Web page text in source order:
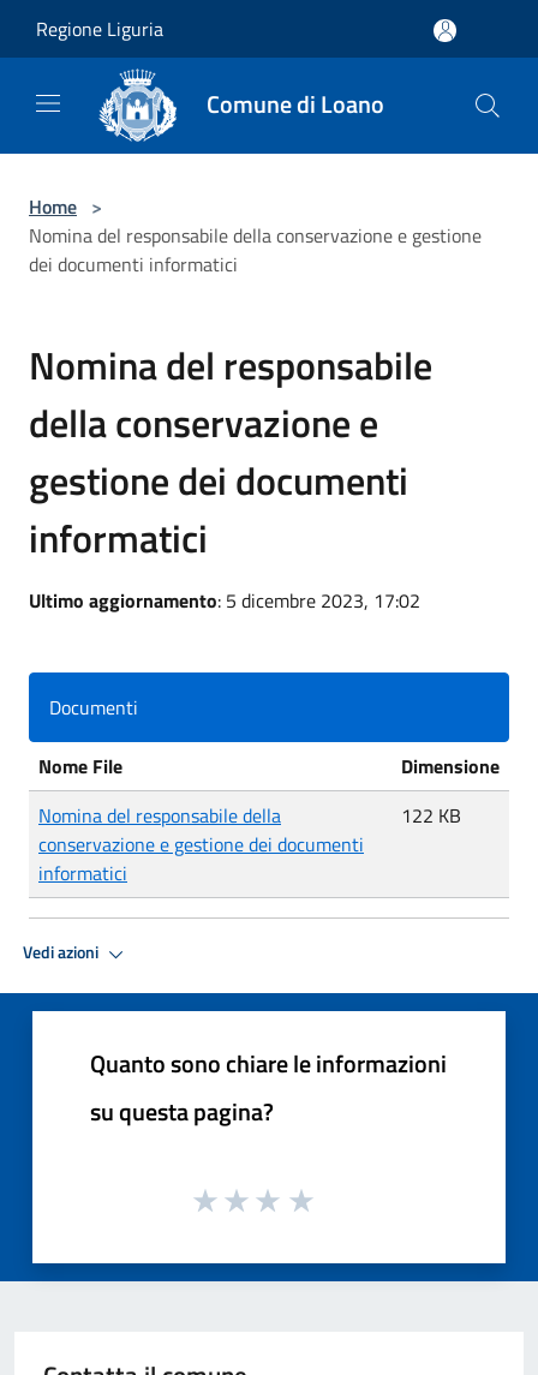
Regione Liguria
Comune di Loano
Home >
Nomina del responsabile della conservazione e gestione
dei documenti informatici
Nomina del responsabile
della conservazione e
gestione dei documenti
informatici
Ultimo aggiornamento: 5 dicembre 2023, 17:02
Documenti
Nome File
Dimensione
Nomina del responsabile della
conservazione e gestione dei documenti
informatici
122 KB
Vedi azioni
Quanto sono chiare le informazioni
su questa pagina?